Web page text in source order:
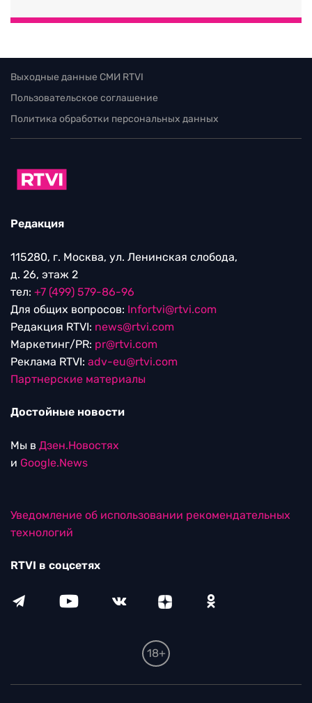
Выходные данные СМИ RTVI
Пользовательское соглашение
Политика обработки персональных данных
Редакция
115280, г. Москва, ул. Ленинская слобода,
д. 26, этаж 2
тел: +7 (499) 579-86-96
Для общих вопросов: Infortvi@rtvi.com
Редакция RTVI: news@rtvi.com
Маркетинг/PR: pr@rtvi.com
Реклама RTVI: adv-eu@rtvi.com
Партнерские материалы
Достойные новости
Мы в Дзен.Новостях
и Google.News
Уведомление об использовании рекомендательных
технологий
RTVI в соцсетях
18+